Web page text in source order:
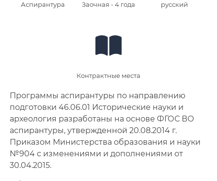
Аспирантура Заочная - 4 года русский
Контрактные места
Программы аспирантуры по направлению
подготовки 46.06.01 Исторические науки и
археология разработаны на основе ФГОС ВО
аспирантуры, утвержденной 20.08.2014 г.
Приказом Министерства образования и науки
№904 с изменениями и дополнениями от
30.04.2015.